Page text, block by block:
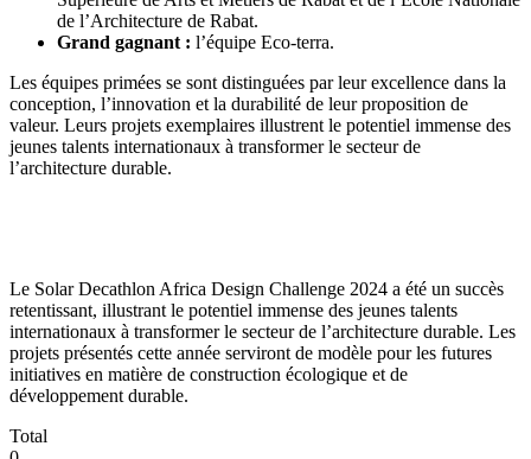
de l’Architecture de Rabat.
Grand gagnant : l’équipe Eco-terra.
Les équipes primées se sont distinguées par leur excellence dans la
conception, l’innovation et la durabilité de leur proposition de
valeur. Leurs projets exemplaires illustrent le potentiel immense des
jeunes talents internationaux à transformer le secteur de
l’architecture durable.
Le Solar Decathlon Africa Design Challenge 2024 a été un succès
retentissant, illustrant le potentiel immense des jeunes talents
internationaux à transformer le secteur de l’architecture durable. Les
projets présentés cette année serviront de modèle pour les futures
initiatives en matière de construction écologique et de
développement durable.
Total